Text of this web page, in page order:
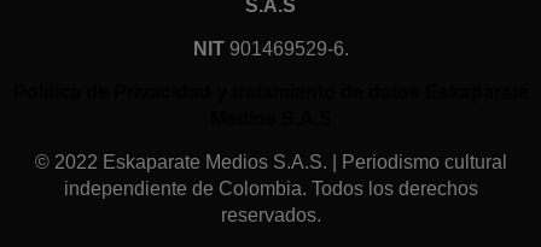
S.A.S
NIT 901469529-6.
© 2022 Eskaparate Medios S.A.S. | Periodismo cultural
independiente de Colombia. Todos los derechos
reservados.